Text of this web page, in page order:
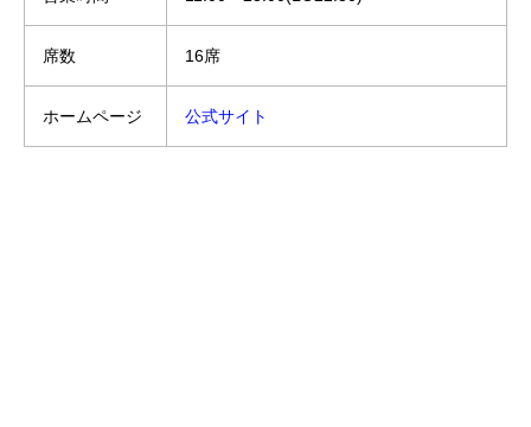
席数 16席
ホームページ 公式サイト